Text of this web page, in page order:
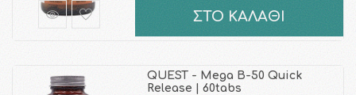
ΣΤΟ ΚΑΛΑΘΙ
QUEST - Mega B-50 Quick
Release | 60tabs